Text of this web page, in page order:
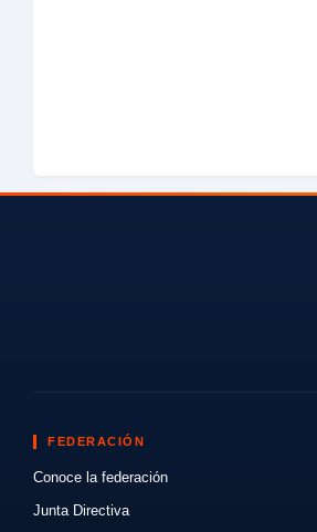
FEDERACIÓN
Conoce la federación
Junta Directiva